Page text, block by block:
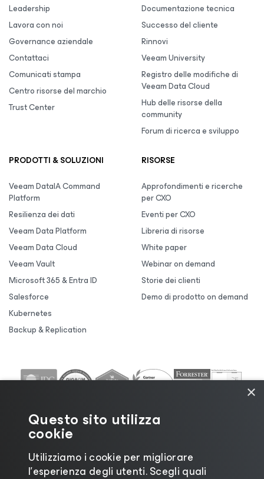
Leadership
Lavora con noi
Governance aziendale
Contattaci
Comunicati stampa
Centro risorse del marchio
Trust Center
Documentazione tecnica
Successo del cliente
Rinnovi
Veeam University
Registro delle modifiche di
Veeam Data Cloud
Hub delle risorse della
community
Forum di ricerca e sviluppo
PRODOTTI & SOLUZIONI
Veeam DataIA Command
Platform
Resilienza dei dati
Veeam Data Platform
Veeam Data Cloud
Veeam Vault
Microsoft 365 & Entra ID
Salesforce
Kubernetes
Backup & Replication
RISORSE
Approfondimenti e ricerche
per CXO
Eventi per CXO
Libreria di risorse
White paper
Webinar on demand
Storie dei clienti
Demo di prodotto on demand
×
Questo sito utilizza
cookie
Utilizziamo i cookie per migliorare
l’esperienza degli utenti. Scegli quali